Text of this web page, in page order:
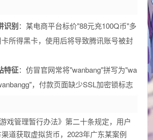
识别：某电商平台标价"88元充100Q币"多
所得黑卡，使用后将导致腾讯账号被封
特征：仿冒官网常将"wanbang"拼写为"wa
，付款页面缺少SSL加密锁标志
戏管理暂行办法》第二十条规定，用户
道获取虚拟货币，2023年广东某案例